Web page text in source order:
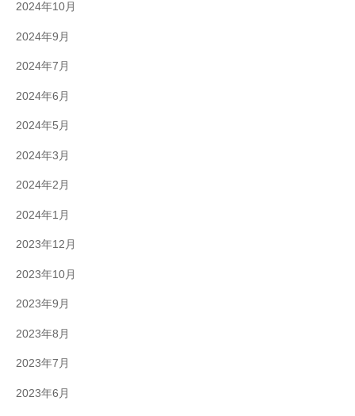
2024年10月
2024年9月
2024年7月
2024年6月
2024年5月
2024年3月
2024年2月
2024年1月
2023年12月
2023年10月
2023年9月
2023年8月
2023年7月
2023年6月